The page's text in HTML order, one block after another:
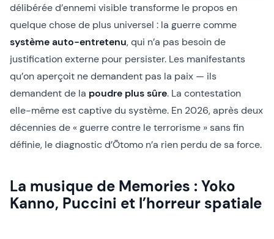
délibérée d’ennemi visible transforme le propos en
quelque chose de plus universel : la guerre comme
système auto-entretenu, qui n’a pas besoin de
justification externe pour persister. Les manifestants
qu’on aperçoit ne demandent pas la paix — ils
demandent de la poudre plus sûre. La contestation
elle-même est captive du système. En 2026, après deux
décennies de « guerre contre le terrorisme » sans fin
définie, le diagnostic d’Ōtomo n’a rien perdu de sa force.
La musique de Memories : Yoko
Kanno, Puccini et l’horreur spatiale